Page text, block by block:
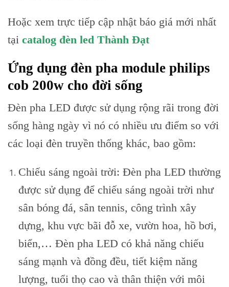
Hoặc xem trực tiếp cập nhật báo giá mới nhất
tại catalog đèn led Thành Đạt
Ứng dụng đèn pha module philips
cob 200w cho đời sống
Đèn pha LED được sử dụng rộng rãi trong đời
sống hàng ngày vì nó có nhiều ưu điểm so với
các loại đèn truyền thống khác, bao gồm:
Chiếu sáng ngoài trời: Đèn pha LED thường
được sử dụng để chiếu sáng ngoài trời như
sân bóng đá, sân tennis, công trình xây
dựng, khu vực bãi đỗ xe, vườn hoa, hồ bơi,
biển,… Đèn pha LED có khả năng chiếu
sáng mạnh và đồng đều, tiết kiệm năng
lượng, tuổi thọ cao và thân thiện với môi